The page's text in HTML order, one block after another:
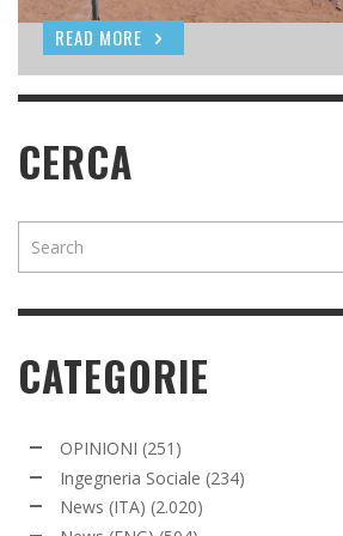
READ MORE
READ MORE
READ MORE
CERCA
CATEGORIE
OPINIONI (251)
Ingegneria Sociale (234)
News (ITA) (2.020)